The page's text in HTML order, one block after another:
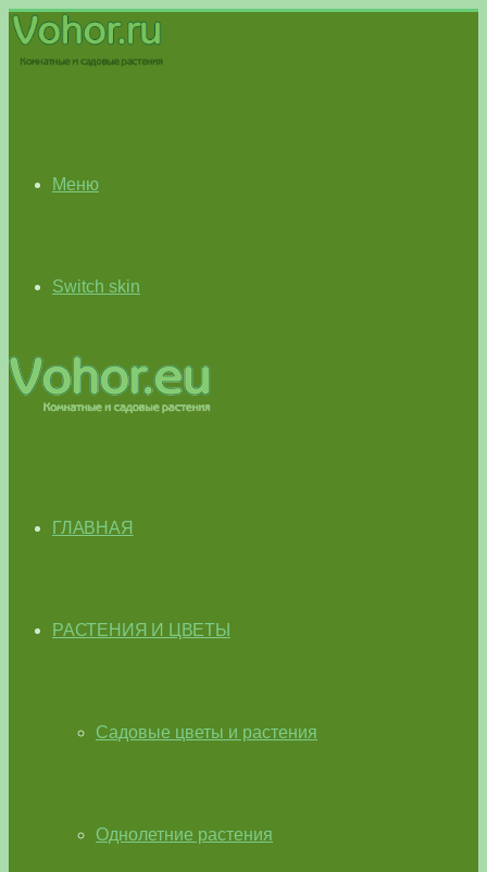
Меню
Switch skin
ГЛАВНАЯ
РАСТЕНИЯ И ЦВЕТЫ
Садовые цветы и растения
Однолетние растения